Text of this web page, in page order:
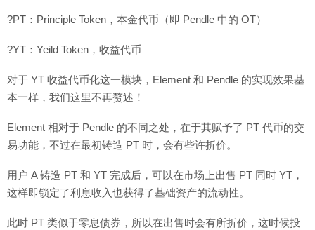
?PT：Principle Token，本金代币（即 Pendle 中的 OT）
?YT：Yeild Token，收益代币
对于 YT 收益代币化这一模块，Element 和 Pendle 的实现效果基
本一样，我们这里不再赘述！
Element 相对于 Pendle 的不同之处，在于其赋予了 PT 代币的交
易功能，不过在最初铸造 PT 时，会有些许折价。
用户 A 铸造 PT 和 YT 完成后，可以在市场上出售 PT 同时 YT，
这样即锁定了利息收入也获得了基础资产的流动性。
此时 PT 类似于零息债券，所以在出售时会有所折价，这时候投